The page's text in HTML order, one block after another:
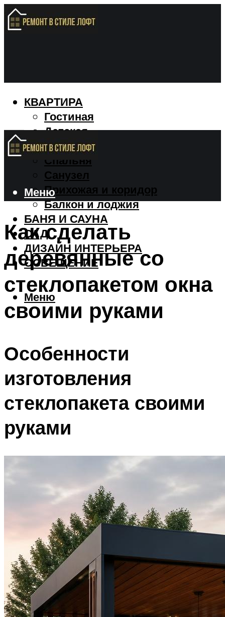
КВАРТИРА
Гостиная
Детская
Кухня
Спальня
Санузел
Прихожая и коридор
Балкон и лоджия
БАНЯ И САУНА
САД
ДИЗАЙН ИНТЕРЬЕРА
ОСВЕЩЕНИЕ
Меню
Меню
Как сделать
деревянные со
стеклопакетом окна
своими руками
Особенности
изготовления
стеклопакета своими
руками